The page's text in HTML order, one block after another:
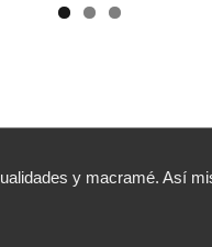
y macramé. Así